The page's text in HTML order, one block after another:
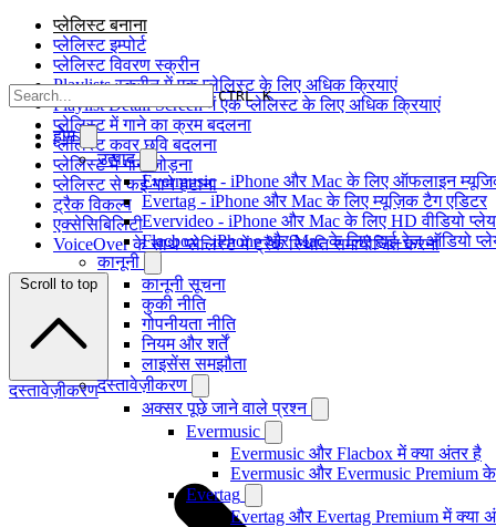
CTRL K
होम
उत्पाद
Evermusic - iPhone और Mac के लिए ऑफलाइन
Evertag - iPhone और Mac के लिए म्यूज़िक टैग एडिटर
Evervideo - iPhone और Mac के लिए HD वीडियो
Flacbox - iPhone और Mac के लिए हाई-रेज़ ऑडियो
कानूनी
कानूनी सूचना
कुकी नीति
गोपनीयता नीति
नियम और शर्तें
लाइसेंस समझौता
दस्तावेज़ीकरण
अक्सर पूछे जाने वाले प्रश्न
Evermusic
Evermusic और Flacbox में क्या अंतर है
Evermusic और Evermusic Premium
Evertag
Evertag और Evertag Premium में क्या
प्लेलिस्ट बनाना
प्लेलिस्ट इम्पोर्ट
प्लेलिस्ट विवरण स्क्रीन
Playlists स्क्रीन में एक प्लेलिस्ट के लिए अधिक क्रियाएं
Playlist Detail Screen में एक प्लेलिस्ट के लिए अधिक क्रियाएं
प्लेलिस्ट में गाने का क्रम बदलना
प्लेलिस्ट कवर छवि बदलना
प्लेलिस्ट में गाने जोड़ना
प्लेलिस्ट से कई गाने हटाना
ट्रैक विकल्प
एक्सेसिबिलिटी
VoiceOver के साथ प्लेलिस्ट में ट्रैक स्थिति समायोजित करना
Scroll to top
दस्तावेज़ीकरण